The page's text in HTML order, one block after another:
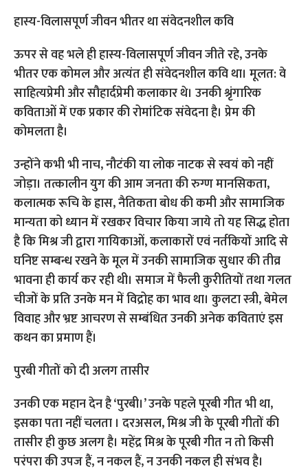
हास्य-विलासपूर्ण जीवन भीतर था संवेदनशील कवि
ऊपर से वह भले ही हास्य-विलासपूर्ण जीवन जीते रहे, उनके
भीतर एक कोमल और अत्यंत ही संवेदनशील कवि था। मूलत: वे
साहित्यप्रेमी और सौहार्दप्रेमी कलाकार थे। उनकी श्रृंगारिक
कविताओं में एक प्रकार की रोमांटिक संवेदना है। प्रेम की
कोमलता है।
उन्होंने कभी भी नाच, नौटंकी या लोक नाटक से स्वयं को नहीं
जोड़ा। तत्कालीन युग की आम जनता की रुग्ण मानसिकता,
कलात्मक रूचि के ह्रास, नैतिकता बोध की कमी और सामाजिक
मान्यता को ध्यान में रखकर विचार किया जाये तो यह सिद्ध होता
है कि मिश्र जी द्वारा गायिकाओं, कलाकारों एवं नर्तकियों आदि से
घनिष्ट सम्बन्ध रखने के मूल में उनकी सामाजिक सुधार की तीव्र
भावना ही कार्य कर रही थी। समाज में फैली कुरीतियों तथा गलत
चीजों के प्रति उनके मन में विद्रोह का भाव था। कुलटा स्त्री, बेमेल
विवाह और भ्रष्ट आचरण से सम्बंधित उनकी अनेक कविताएं इस
कथन का प्रमाण हैं।
पुरबी गीतों को दी अलग तासीर
उनकी एक महान देन है ‘पुरबी।’ उनके पहले पूरबी गीत भी था,
इसका पता नहीं चलता । दरअसल, मिश्र जी के पूरबी गीतों की
तासीर ही कुछ अलग है। महेंद्र मिश्र के पूरबी गीत न तो किसी
परंपरा की उपज हैं, न नकल हैं, न उनकी नकल ही संभव है।